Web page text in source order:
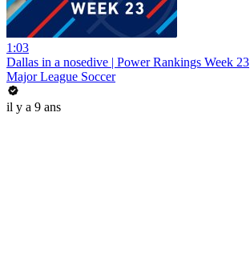
1:03
Dallas in a nosedive | Power Rankings Week 23
Major League Soccer
il y a 9 ans